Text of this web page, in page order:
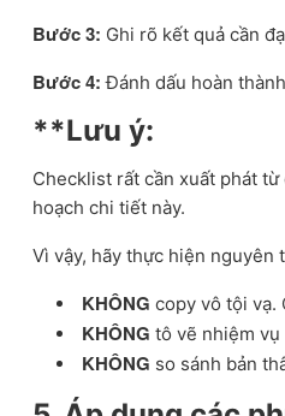
Bước 3: Ghi rõ kết quả cần
Bước 4: Đánh dấu hoàn
​**Lưu ý:
Checklist rất cần xuất phát
hoạch chi tiết này.
Vì vậy, hãy thực hiện nguyên
KHÔNG copy vô tội vạ.
KHÔNG tô vẽ nhiệm vụ
KHÔNG so sánh bản